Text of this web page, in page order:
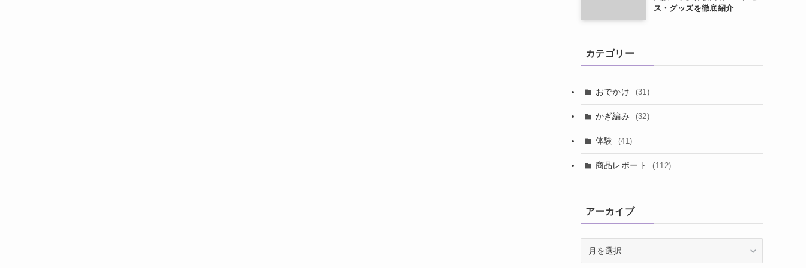
ス・グッズを徹底紹介
カテゴリー
おでかけ (31)
かぎ編み (32)
体験 (41)
商品レポート (112)
アーカイブ